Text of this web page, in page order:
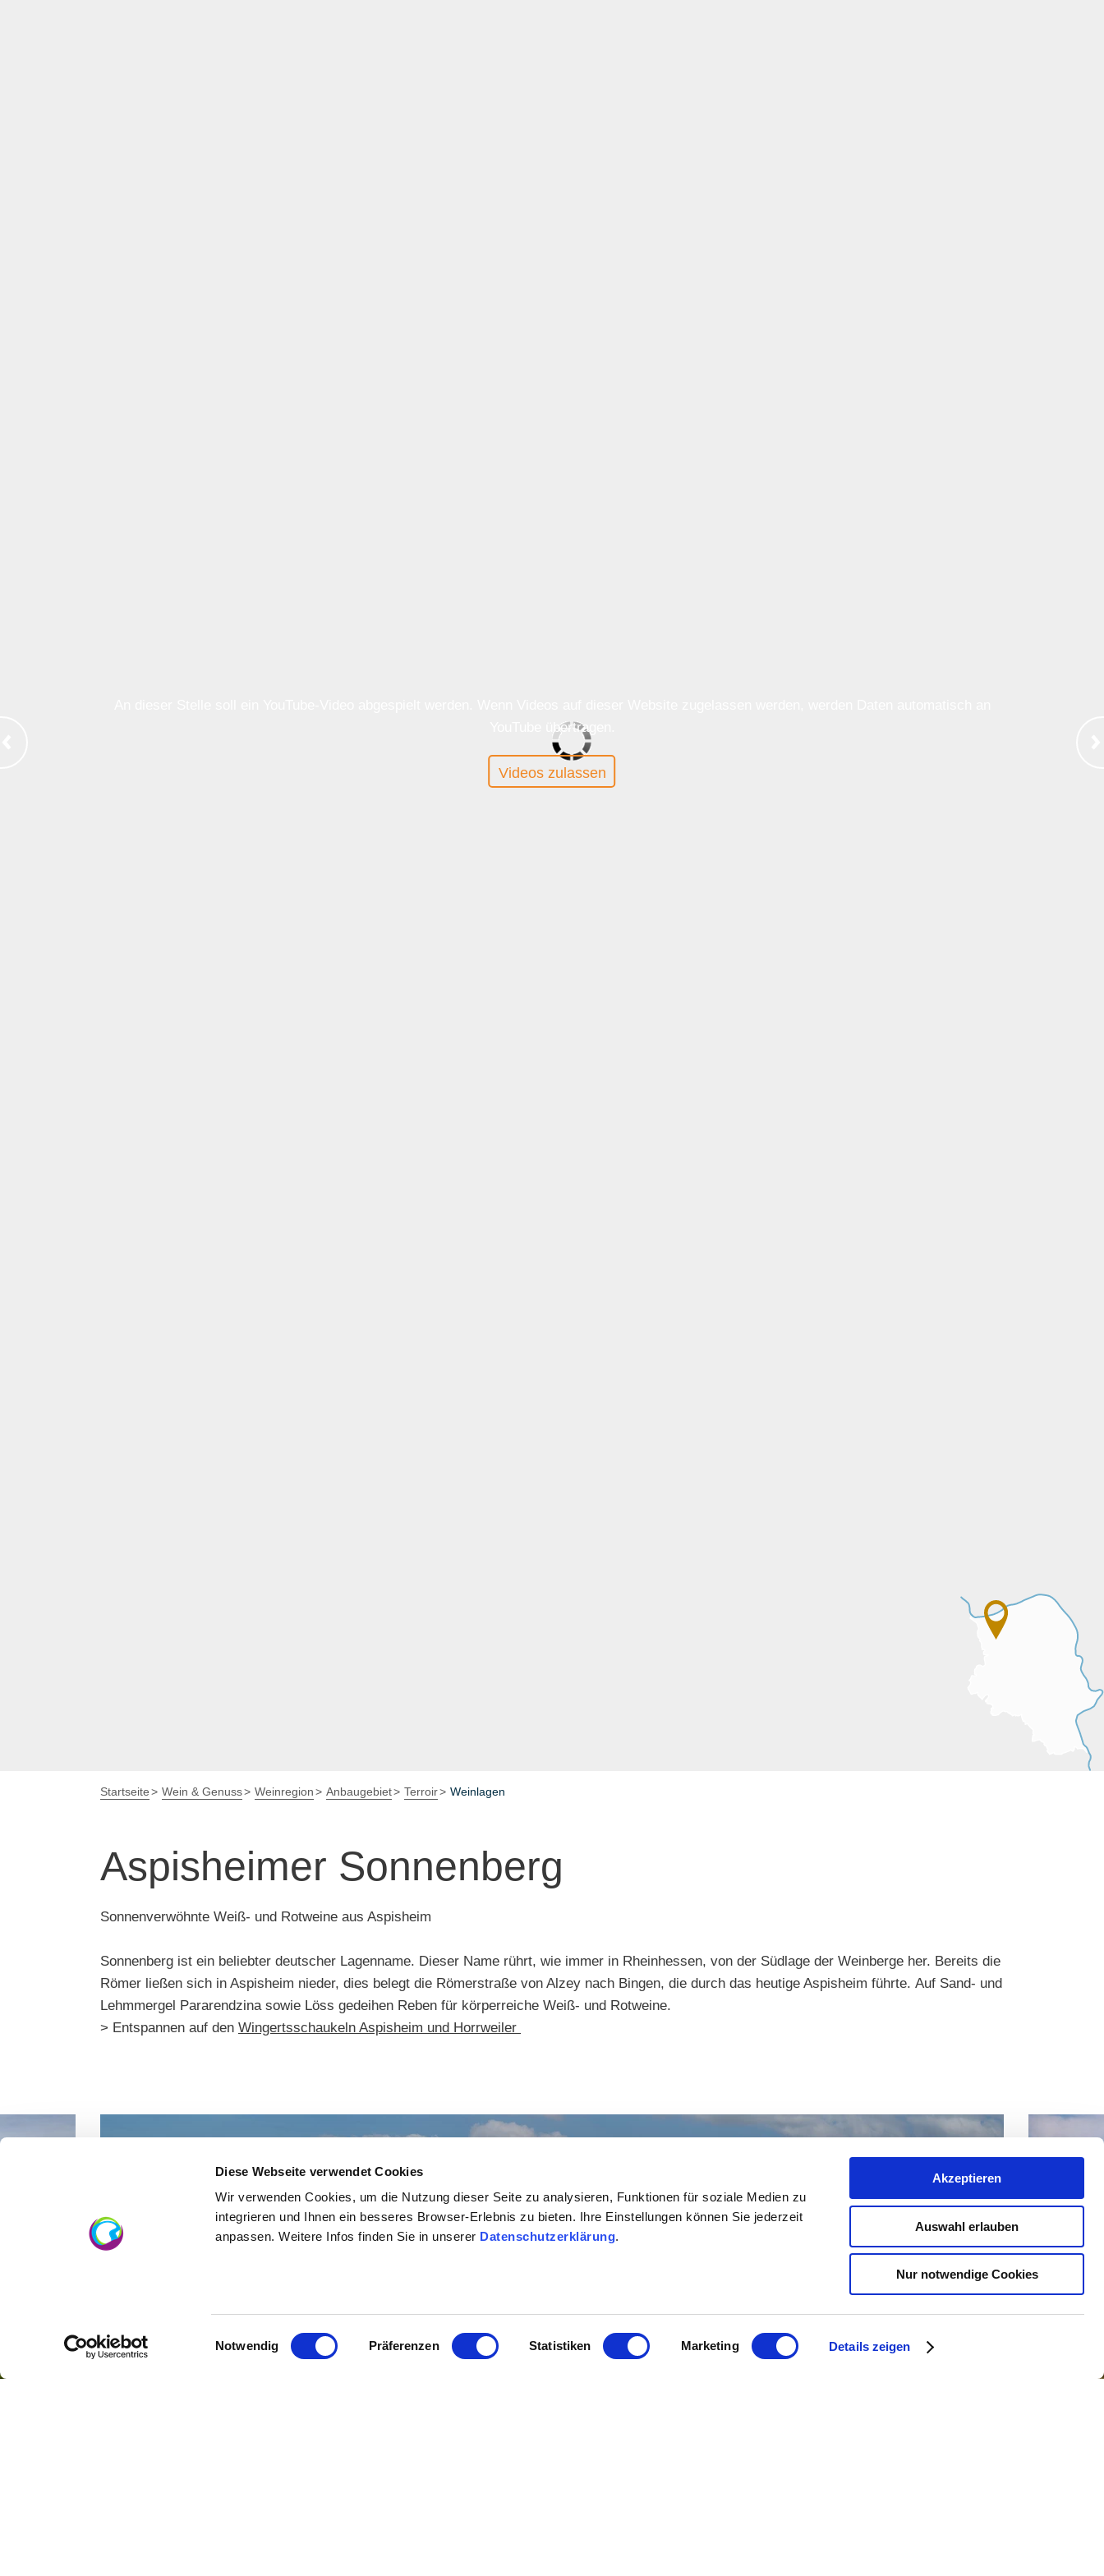
Diese Webseite verwendet Cookies
Wir verwenden Cookies, um die Nutzung dieser Seite zu analysieren, Funktionen für soziale Medien zu
integrieren und Ihnen ein besseres Browser-Erlebnis zu bieten. Ihre Einstellungen können Sie jederzeit
anpassen. Weitere Infos finden Sie in unserer Datenschutzerklärung.
Einwilligungsauswahl
Notwendig Präferenzen Statistiken Marketing Details zeigen
Akzeptieren
Auswahl erlauben
Nur notwendige Cookies
YouTube übertragen.
Videos zulassen
Startseite Wein & Genuss Weinregion Anbaugebiet Terroir Weinlagen
Aspisheimer Sonnenberg
Sonnenverwöhnte Weiß- und Rotweine aus Aspisheim
Sonnenberg ist ein beliebter deutscher Lagenname. Dieser Name rührt, wie immer in Rheinhessen, von der Südlage der Weinberge her. Bereits die
Römer ließen sich in Aspisheim nieder, dies belegt die Römerstraße von Alzey nach Bingen, die durch das heutige Aspisheim führte. Auf Sand- und
Lehmmergel Pararendzina sowie Löss gedeihen Reben für körperreiche Weiß- und Rotweine.
> Entspannen auf den Wingertsschaukeln Aspisheim und Horrweiler